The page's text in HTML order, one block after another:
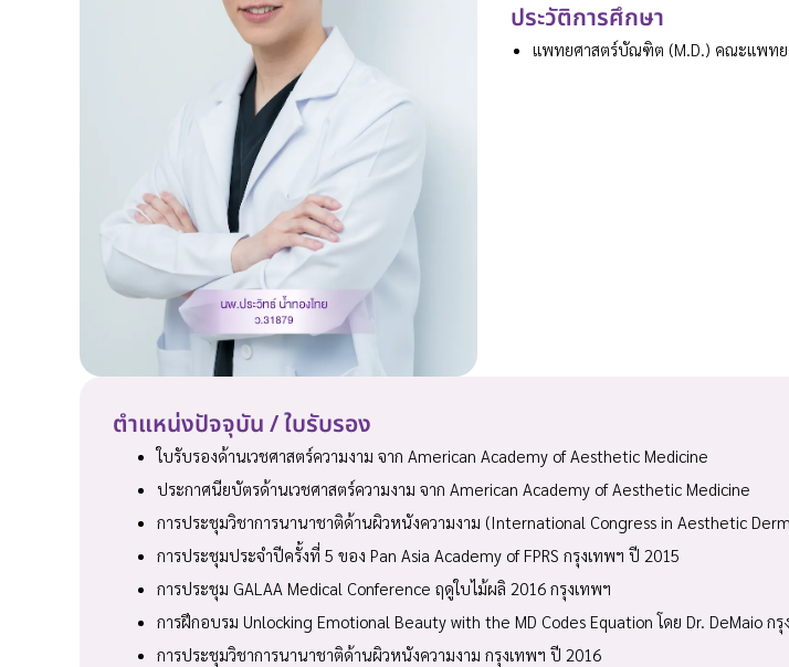
ประวัติการศึกษา
แพทยศาสตร์บัณฑิต (M.D.) คณะแพทย
ตำแหน่งปัจจุบัน / ใบรับรอง
ใบรับรองด้านเวชศาสตร์ความงาม จาก American Academy of Aesthetic Medicine
ประกาศนียบัตรด้านเวชศาสตร์ความงาม จาก American Academy of Aesthetic Medicine
การประชุมวิชาการนานาชาติด้านผิวหนังความงาม (International Congress in Aesthetic
การประชุมประจำปีครั้งที่ 5 ของ Pan Asia Academy of FPRS กรุงเทพฯ ปี 2015
การประชุม GALAA Medical Conference ฤดูใบไม้ผลิ 2016 กรุงเทพฯ
การฝึกอบรม Unlocking Emotional Beauty with the MD Codes Equation โดย Dr. DeMaio ก
การประชุมวิชาการนานาชาติด้านผิวหนังความงาม กรุงเทพฯ ปี 2016